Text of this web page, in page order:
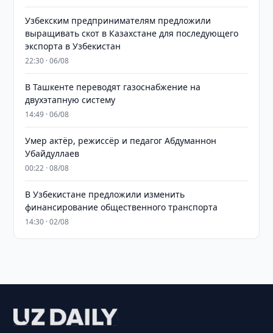
Узбекским предпринимателям предложили
выращивать скот в Казахстане для последующего
экспорта в Узбекистан
22:30 · 06/08
В Ташкенте переводят газоснабжение на
двухэтапную систему
14:49 · 06/08
Умер актёр, режиссёр и педагог Абдуманнон
Убайдуллаев
00:22 · 08/08
В Узбекистане предложили изменить
финансирование общественного транспорта
14:30 · 02/08